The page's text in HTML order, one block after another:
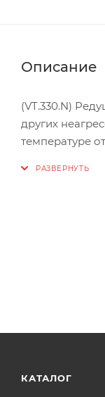
Описание
(VT.330.N)
других
температуре
КАТАЛОГ